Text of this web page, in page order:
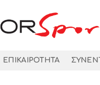
ΕΠΙΚΑΙΡΟΤΗΤΑ